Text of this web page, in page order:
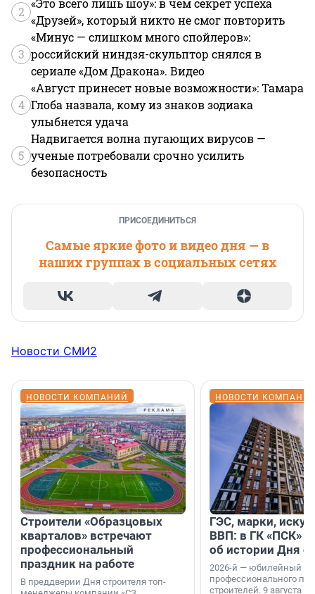
2
«Это всего лишь шоу»: в чем секрет успеха
«Друзей», который никто не смог повторить
3
«Минус — слишком много спойлеров»:
российский ниндзя-скульптор снялся в
сериале «Дом Дракона». Видео
4
«Август принесет новые возможности»: Тамара
Глоба назвала, кому из знаков зодиака
улыбнется удача
5
Надвигается волна пугающих вирусов —
ученые потребовали срочно усилить
безопасность
ПРИСОЕДИНИТЬСЯ
Самые яркие фото и видео дня — в
наших группах в социальных сетях
Новости СМИ2
НОВОСТИ КОМПАНИЙ
Строители «Образцовых
кварталов» встречают
профессиональный
праздник на работе
В преддверии Дня строителя топ-
НОВОСТИ
ГЭС, марки,
ВВП: в ГК «ПСК»
об истории Дня
2026-й — юбилейный
профессионального
строителей. 9 августа